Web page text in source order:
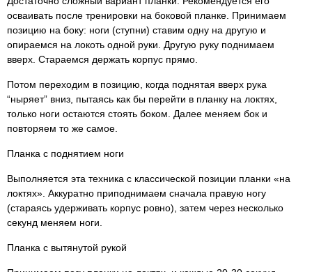
осваивать после тренировки на боковой планке. Принимаем
позицию на боку: ноги (ступни) ставим одну на другую и
опираемся на локоть одной руки. Другую руку поднимаем
вверх. Стараемся держать корпус прямо.
Потом переходим в позицию, когда поднятая вверх рука
“ныряет” вниз, пытаясь как бы перейти в планку на локтях,
только ноги остаются стоять боком. Далее меняем бок и
повторяем то же самое.
Планка с поднятием ноги
Выполняется эта техника с классической позиции планки «на
локтях». Аккуратно приподнимаем сначала правую ногу
(стараясь удерживать корпус ровно), затем через несколько
секунд меняем ноги.
Планка с вытянутой рукой